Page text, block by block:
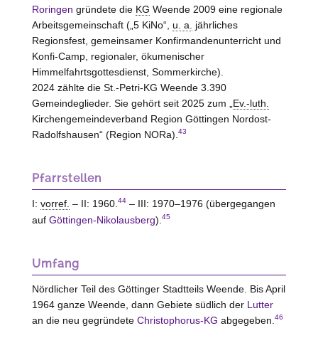
Roringen gründete die KG Weende 2009 eine regionale
Arbeitsgemeinschaft („5 KiNo“, u. a.
jährliches
Regionsfest, gemeinsamer Konfirmandenunterricht und
Konfi-Camp, regionaler, ökumenischer
Himmelfahrtsgottesdienst, Sommerkirche).
2024 zählte die St.-Petri-KG Weende 3.390
Gemeindeglieder. Sie gehört seit 2025 zum „ Ev.-luth.
Kirchengemeindeverband Region Göttingen Nordost-
Radolfshausen“ (Region NORa). 43
Pfarrstellen
I: vorref. – II: 1960. 44– III: 1970–1976 (übergegangen
auf Göttingen-Nikolausberg). 45
Umfang
Nördlicher Teil des Göttinger Stadtteils Weende. Bis April
1964 ganze Weende, dann Gebiete südlich der Lutter
an die neu gegründete Christophorus-KG abgegeben. 46